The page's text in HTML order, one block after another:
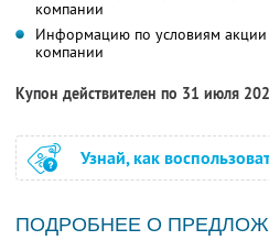
компании
Информацию по условиям
компании
Купон действителен по 31 июля
Узнай, как
ПОДРОБНЕЕ О